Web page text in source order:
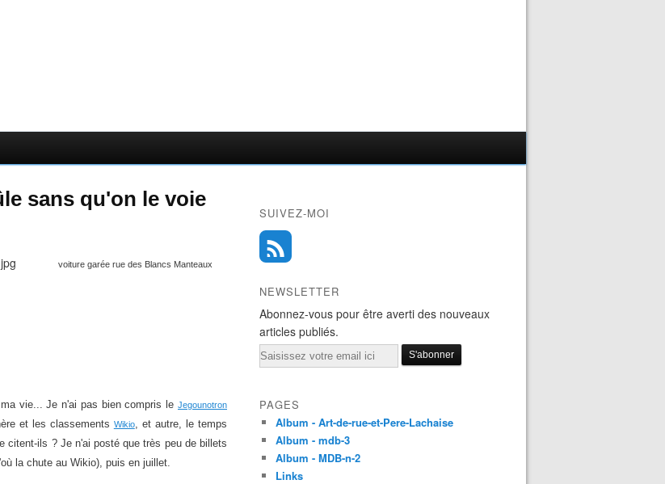
sans qu'on le voie
voiture garée rue des Blancs Manteaux
vie... Je n'ai pas bien compris le Jegounotron
et les classements Wikio, et autre, le temps
citent-ils ? Je n'ai posté que très peu de billets
la chute au Wikio), puis en juillet.
SUIVEZ-MOI
NEWSLETTER
Abonnez-vous pour être averti des nouveaux
articles publiés.
Email
PAGES
Album - Art-de-rue-et-Pere-Lachaise
Album - mdb-3
Album - MDB-n-2
Links